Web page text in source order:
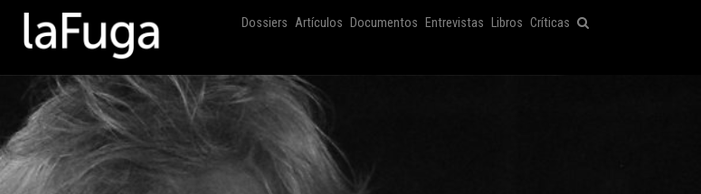
Dossiers Artículos Documentos Entrevistas Libros Críticas